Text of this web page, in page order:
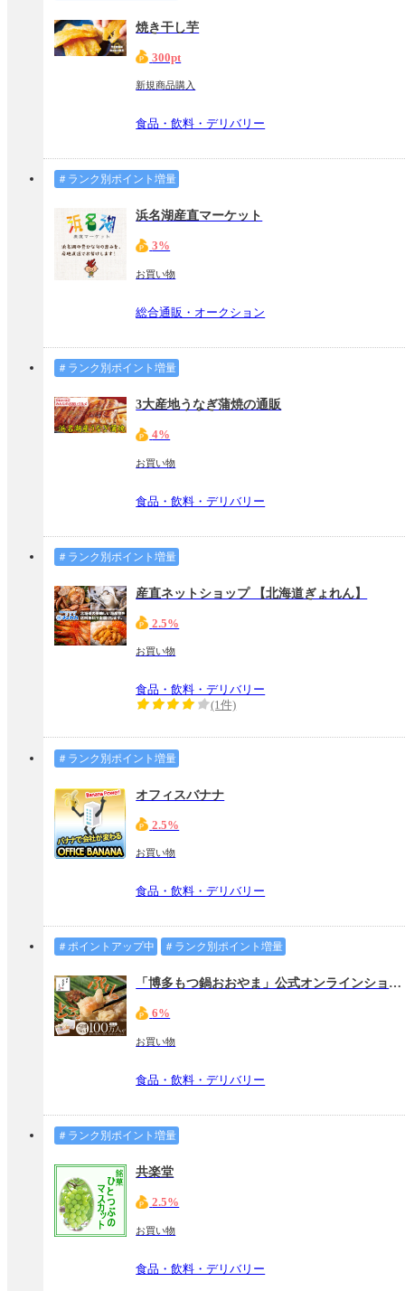
焼き干し芋
300pt
新規商品購入
食品・飲料・デリバリー
＃ランク別ポイント増量
浜名湖産直マーケット
3%
お買い物
総合通販・オークション
＃ランク別ポイント増量
3大産地うなぎ蒲焼の通販
4%
お買い物
食品・飲料・デリバリー
＃ランク別ポイント増量
産直ネットショップ 【北海道ぎょれん】
2.5%
お買い物
食品・飲料・デリバリー
(1件)
＃ランク別ポイント増量
オフィスバナナ
2.5%
お買い物
食品・飲料・デリバリー
＃ポイントアップ中 ＃ランク別ポイント増量
「博多もつ鍋おおやま」公式オンラインショップ
6%
お買い物
食品・飲料・デリバリー
＃ランク別ポイント増量
共楽堂
2.5%
お買い物
食品・飲料・デリバリー